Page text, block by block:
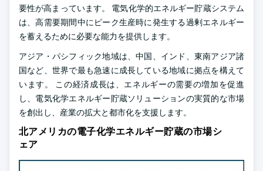
要性が高まっています。 電気化学的エネルギー貯蔵システム
は、高需要期間中にピーク生産時に発生する過剰エネルギー
を蓄えるために必要な能力を提供します。
アジア・パシフィック地域は、中国、インド、東南アジア諸
国など、世界で最も急速に成長している地域に拠点を構えて
います。 この経済成長は、エネルギーの需要の増加を促進
し、電気化学エネルギー貯蔵ソリューションの実質的な市場
を創出し、産業の拡大と都市化を支援します。
北アメリカの電子化学エネルギー貯蔵の市場シ
ェア